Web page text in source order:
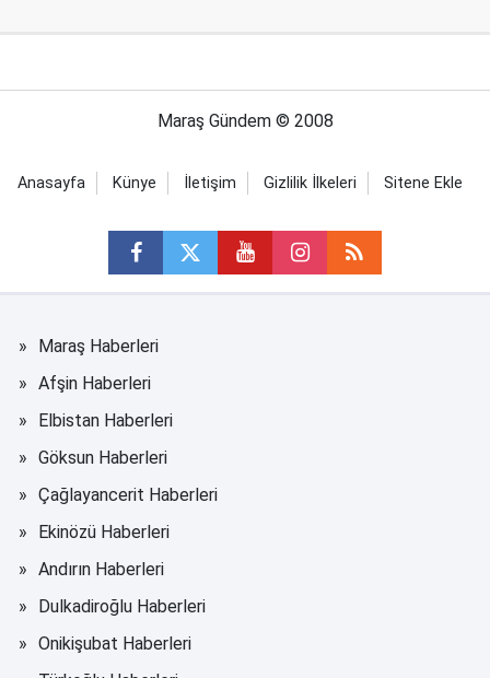
Maraş Gündem © 2008
Anasayfa Künye İletişim Gizlilik İlkeleri Sitene Ekle
Maraş Haberleri
Afşin Haberleri
Elbistan Haberleri
Göksun Haberleri
Çağlayancerit Haberleri
Ekinözü Haberleri
Andırın Haberleri
Dulkadiroğlu Haberleri
Onikişubat Haberleri